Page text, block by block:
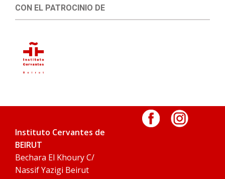
CON EL PATROCINIO DE
Instituto Cervantes de
BEIRUT
Bechara El Khoury C/
Nassif Yazigi Beirut